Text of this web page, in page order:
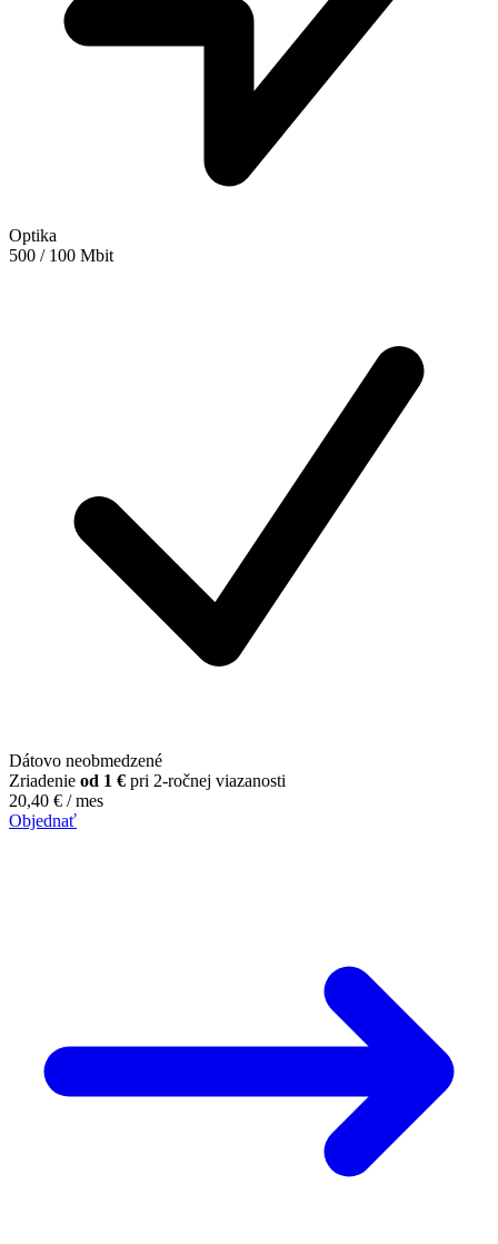
Optika
500 / 100 Mbit
Dátovo neobmedzené
Zriadenie od 1 € pri 2-ročnej viazanosti
20,40 € / mes
Objednať